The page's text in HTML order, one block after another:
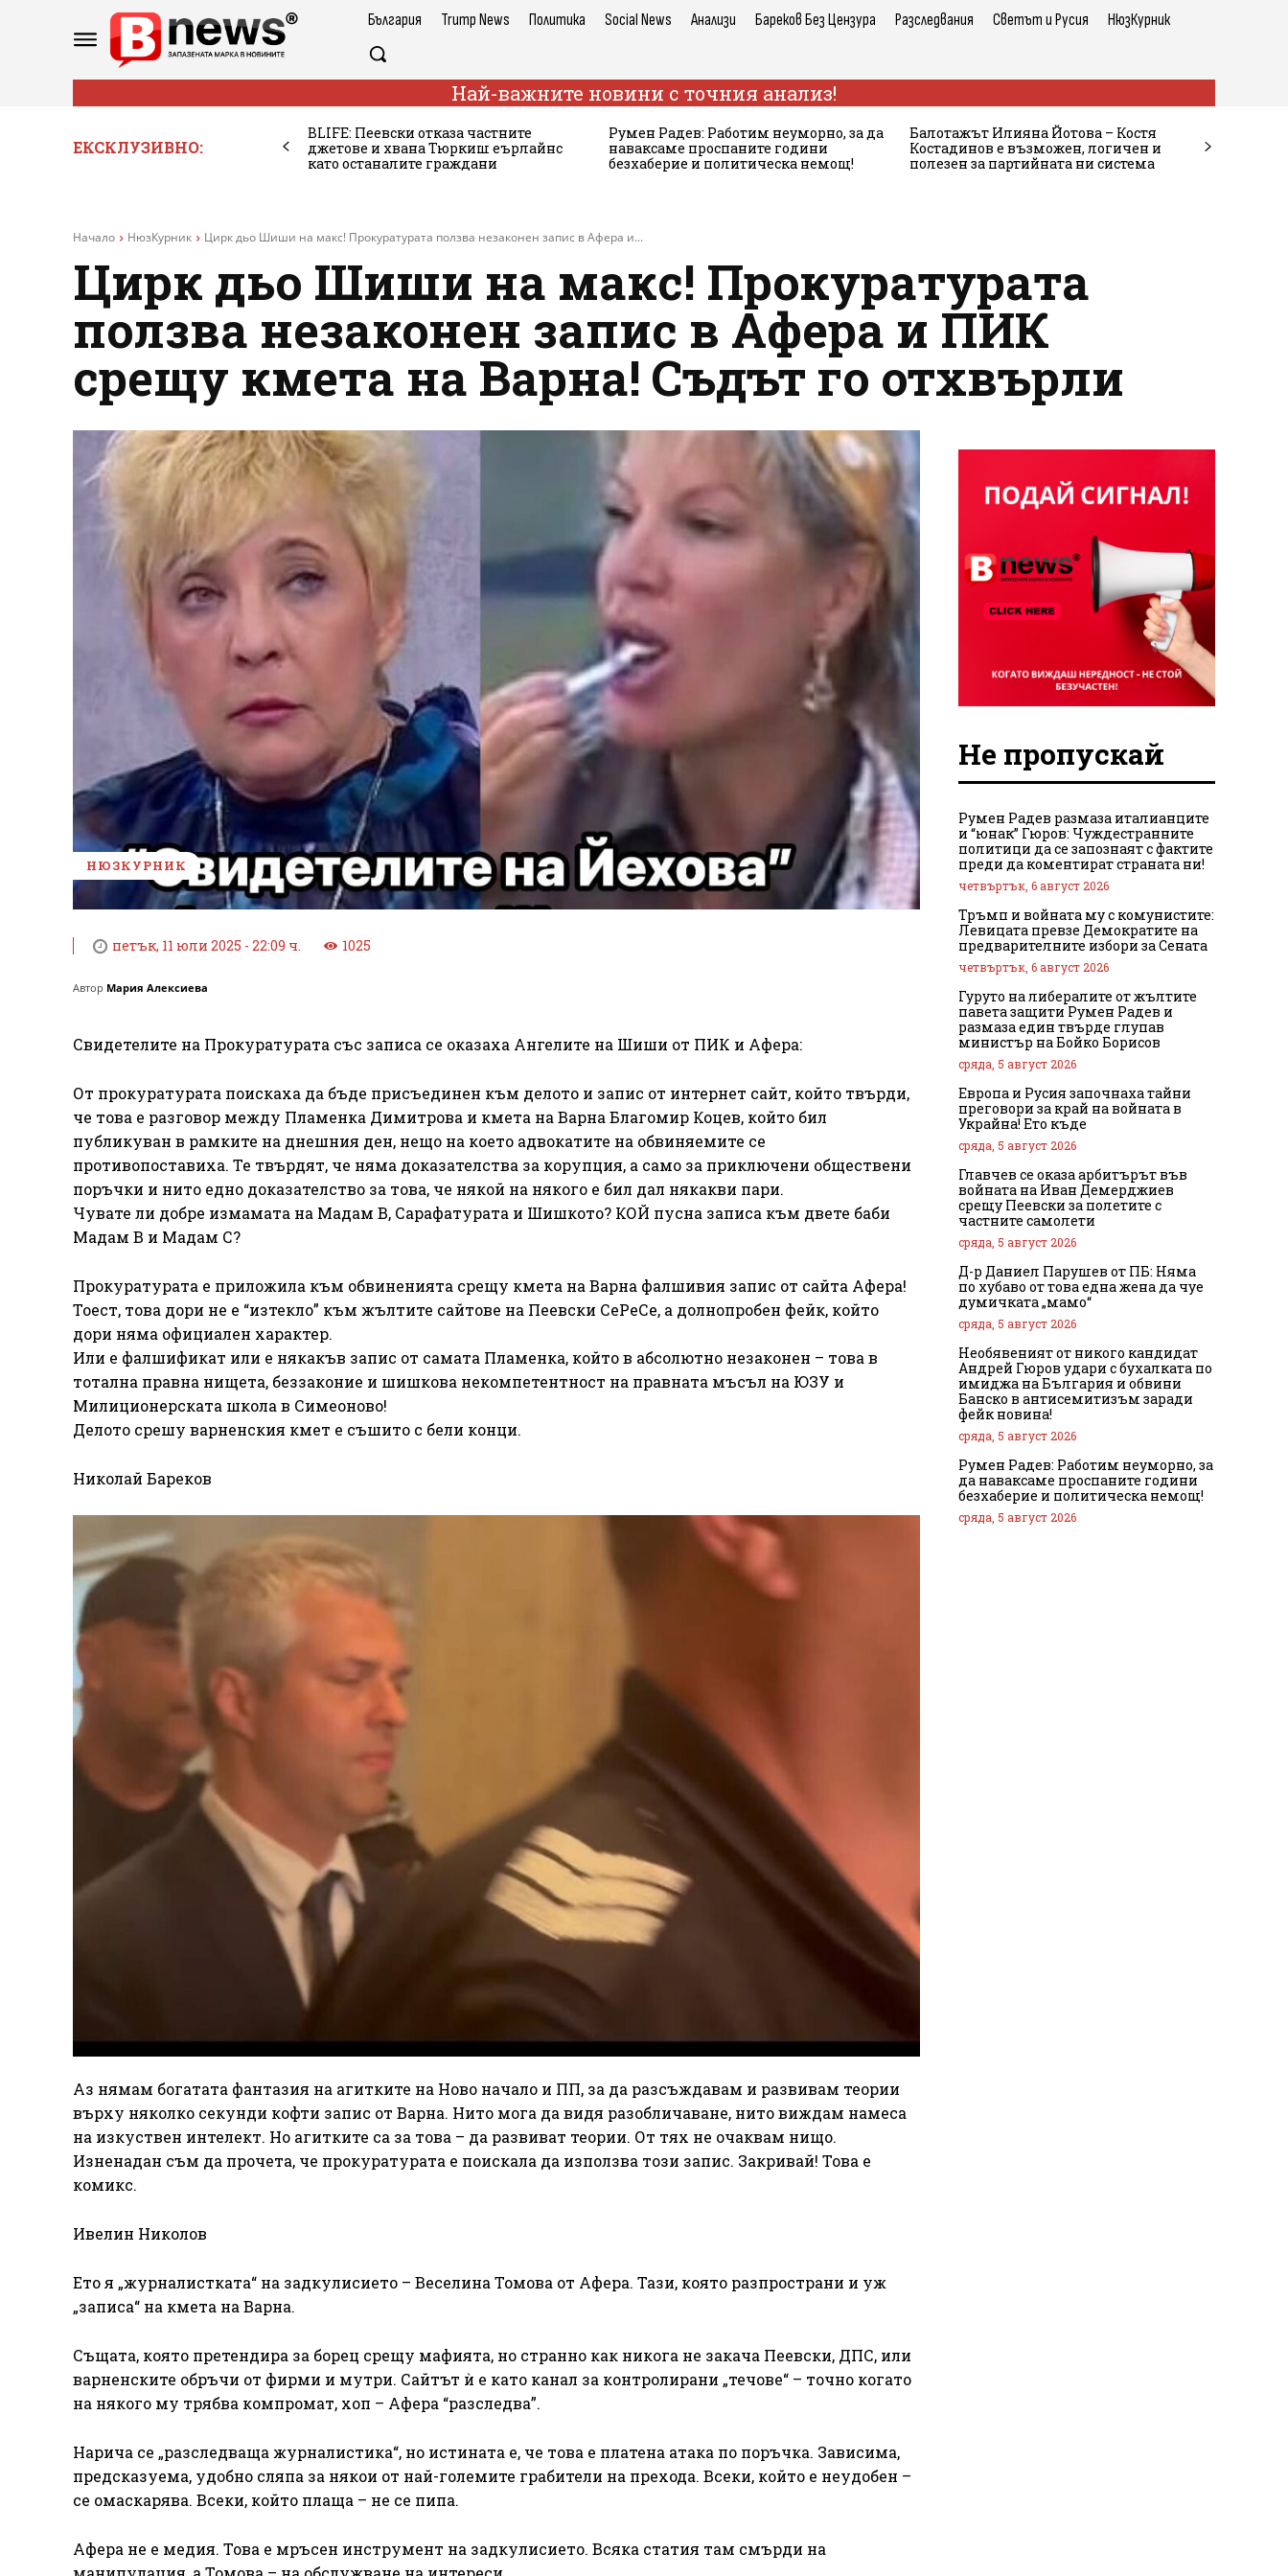
България Trump News Политика Social News Анализи Бареков Без Цензура Разследвания Светът и Русия НюзКурник
Най-важните новини с точния анализ!
ЕКСКЛУЗИВНО:
BLIFE: Пеевски отказа частните
джетове и хвана Тюркиш еърлайнс
като останалите граждани
Румен Радев: Работим неуморно, за да
наваксаме проспаните години
безхаберие и политическа немощ!
Балотажът Илияна Йотова – Костя
Костадинов е възможен, логичен и
полезен за партийната ни система
Начало НюзКурник Цирк дьо Шиши на макс! Прокуратурата ползва незаконен запис в Афера и...
Цирк дьо Шиши на макс! Прокуратурата
ползва незаконен запис в Афера и ПИК
срещу кмета на Варна! Съдът го отхвърли
НЮЗКУРНИК
петък, 11 юли 2025 - 22:09 ч. 1025
Автор Мария Алексиева
Свидетелите на Прокуратурата със записа се оказаха Ангелите на Шиши от ПИК и Афера:
От прокуратурата поискаха да бъде присъединен към делото и запис от интернет сайт, който твърди,
че това е разговор между Пламенка Димитрова и кмета на Варна Благомир Коцев, който бил
публикуван в рамките на днешния ден, нещо на което адвокатите на обвиняемите се
противопоставиха. Те твърдят, че няма доказателства за корупция, а само за приключени обществени
поръчки и нито едно доказателство за това, че някой на някого е бил дал някакви пари.
Чувате ли добре измамата на Мадам В, Сарафатурата и Шишкото? КОЙ пусна записа към двете баби
Мадам В и Мадам С?
Прокуратурата е приложила към обвиненията срещу кмета на Варна фалшивия запис от сайта Афера!
Тоест, това дори не е “изтекло” към жълтите сайтове на Пеевски СеРеСе, а долнопробен фейк, който
дори няма официален характер.
Или е фалшификат или е някакъв запис от самата Пламенка, който в абсолютно незаконен – това в
тотална правна нищета, беззаконие и шишкова некомпетентност на правната мъсъл на ЮЗУ и
Милиционерската школа в Симеоново!
Делото срешу варненския кмет е съшито с бели конци.
Николай Бареков
Аз нямам богатата фантазия на агитките на Ново начало и ПП, за да разсъждавам и развивам теории
върху няколко секунди кофти запис от Варна. Нито мога да видя разобличаване, нито виждам намеса
на изкуствен интелект. Но агитките са за това – да развиват теории. От тях не очаквам нищо.
Изненадан съм да прочета, че прокуратурата е поискала да използва този запис. Закривай! Това е
комикс.
Ивелин Николов
Ето я „журналистката“ на задкулисието – Веселина Томова от Афера. Тази, която разпространи и уж
„записа“ на кмета на Варна.
Същата, която претендира за борец срещу мафията, но странно как никога не закача Пеевски, ДПС, или
варненските обръчи от фирми и мутри. Сайтът ѝ е като канал за контролирани „течове“ – точно когато
на някого му трябва компромат, хоп – Афера “разследва”.
Нарича се „разследваща журналистика“, но истината е, че това е платена атака по поръчка. Зависима,
предсказуема, удобно сляпа за някои от най-големите грабители на прехода. Всеки, който е неудобен –
се омаскарява. Всеки, който плаща – не се пипа.
Афера не е медия. Това е мръсен инструмент на задкулисието. Всяка статия там смърди на
Не пропускай
Румен Радев размаза италианците
и “юнак” Гюров: Чуждестранните
политици да се запознаят с фактите
преди да коментират страната ни!
четвъртък, 6 август 2026
Тръмп и войната му с комунистите:
Левицата превзе Демократите на
предварителните избори за Сената
четвъртък, 6 август 2026
Гуруто на либералите от жълтите
павета защити Румен Радев и
размаза един твърде глупав
министър на Бойко Борисов
сряда, 5 август 2026
Европа и Русия започнаха тайни
преговори за край на войната в
Украйна! Ето къде
сряда, 5 август 2026
Главчев се оказа арбитърът във
войната на Иван Демерджиев
срещу Пеевски за полетите с
частните самолети
сряда, 5 август 2026
Д-р Даниел Парушев от ПБ: Няма
по хубаво от това една жена да чуе
думичката „мамо“
сряда, 5 август 2026
Необявеният от никого кандидат
Андрей Гюров удари с бухалката по
имиджа на България и обвини
Банско в антисемитизъм заради
фейк новина!
сряда, 5 август 2026
Румен Радев: Работим неуморно, за
да наваксаме проспаните години
безхаберие и политическа немощ!
сряда, 5 август 2026